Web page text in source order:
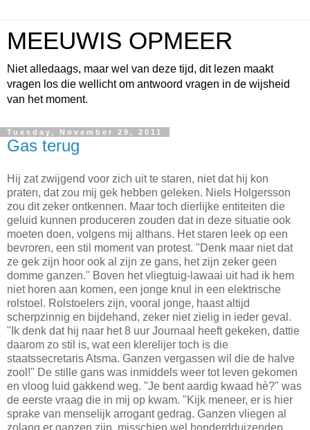
MEEUWIS OPMEER
Niet alledaags, maar wel van deze tijd, dit lezen maakt
vragen los die wellicht om antwoord vragen in de wijsheid
van het moment.
Tuesday, November 29, 2011
Gas terug
Hij zat zwijgend voor zich uit te staren, niet dat hij kon
praten, dat zou mij gek hebben geleken. Niels Holgersson
zou dit zeker ontkennen. Maar toch dierlijke entiteiten die
geluid kunnen produceren zouden dat in deze situatie ook
moeten doen, volgens mij althans. Het staren leek op een
bevroren, een stil moment van protest. "Denk maar niet dat
ze gek zijn hoor ook al zijn ze gans, het zijn zeker geen
domme ganzen." Boven het vliegtuig-lawaai uit had ik hem
niet horen aan komen, een jonge knul in een elektrische
rolstoel. Rolstoelers zijn, vooral jonge, haast altijd
scherpzinnig en bijdehand, zeker niet zielig in ieder geval.
"Ik denk dat hij naar het 8 uur Journaal heeft gekeken, dattie
daarom zo stil is, wat een klerelijer toch is die
staatssecretaris Atsma. Ganzen vergassen wil die de halve
zool!" De stille gans was inmiddels weer tot leven gekomen
en vloog luid gakkend weg. "Je bent aardig kwaad hè?" was
de eerste vraag die in mij op kwam. "Kijk meneer, er is hier
sprake van menselijk arrogant gedrag. Ganzen vliegen al
zolang er ganzen zijn, misschien wel honderdduizenden